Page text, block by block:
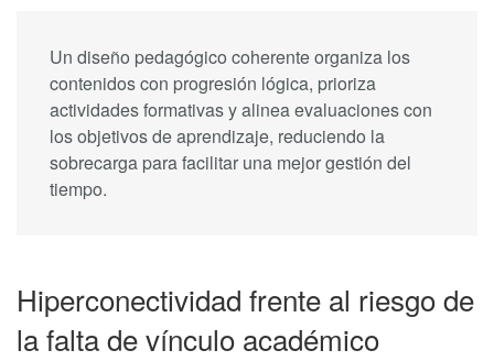
Un diseño pedagógico coherente organiza los
contenidos con progresión lógica, prioriza
actividades formativas y alinea evaluaciones con
los objetivos de aprendizaje, reduciendo la
sobrecarga para facilitar una mejor gestión del
tiempo.
Hiperconectividad frente al riesgo de
la falta de vínculo académico